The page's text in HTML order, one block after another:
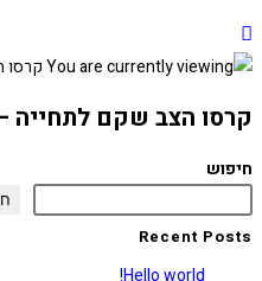
קרסו הצב שקם לתחייה
חיפוש
Recent Posts
Hello world!